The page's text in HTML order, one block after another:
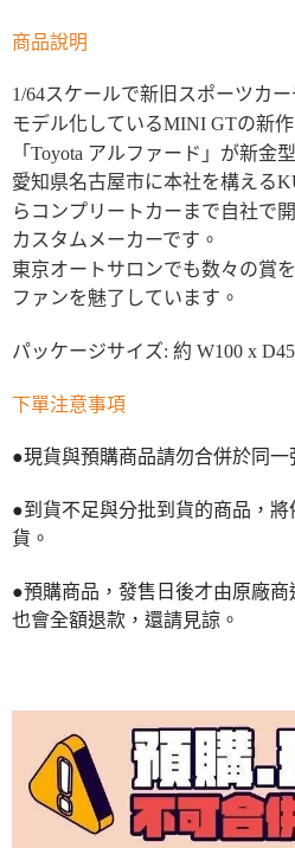
商品說明
1/64スケールで新旧スポーツカ
モデル化しているMINI GTの新
「Toyota アルファード」が新金
愛知県名古屋市に本社を構える
らコンプリートカーまで自社で
カスタムメーカーです。
東京オートサロンでも数々の賞
ファンを魅了しています。
パッケージサイズ: 約 W100 x
下單注意事項
●現貨與預購商品請勿合併於同一
●到貨不足與分批到貨的商品，
貨。
●預購商品，發售日後才由原廠
也會全額退款，還請見諒。